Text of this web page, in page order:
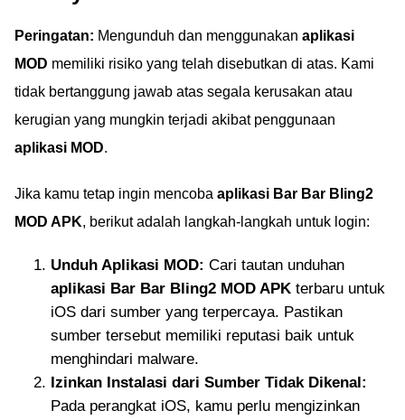
Peringatan: Mengunduh dan menggunakan aplikasi
MOD memiliki risiko yang telah disebutkan di atas. Kami
tidak bertanggung jawab atas segala kerusakan atau
kerugian yang mungkin terjadi akibat penggunaan
aplikasi MOD.
Jika kamu tetap ingin mencoba aplikasi Bar Bar Bling2
MOD APK, berikut adalah langkah-langkah untuk login:
Unduh Aplikasi MOD: Cari tautan unduhan
aplikasi Bar Bar Bling2 MOD APK terbaru untuk
iOS dari sumber yang terpercaya. Pastikan
sumber tersebut memiliki reputasi baik untuk
menghindari malware.
Izinkan Instalasi dari Sumber Tidak Dikenal:
Pada perangkat iOS, kamu perlu mengizinkan